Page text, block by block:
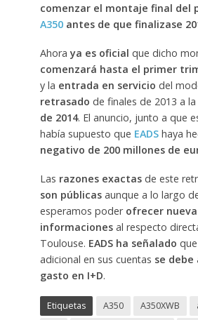
comenzar el montaje final del
A350antes de que finalizase
Ahora ya es oficial que dicho
comenzará hasta el primer
y la entrada en servicio del
retrasado de finales de 2013 a la
de 2014. El anuncio, junto a que
había supuesto que EADS haya
negativo de 200 millones de
Las razones exactasde este
son públicasaunque a lo largo
esperamos poder ofrecer
informacionesal respecto
Toulouse. EADS ha señalado
adicional en sus cuentas se debe
gasto en I+D.
Etiquetas A350 A350XWB